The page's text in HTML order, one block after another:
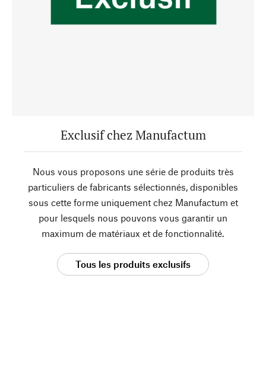
Exclusif chez Manufactum
Nous vous proposons une série de produits très
particuliers de fabricants sélectionnés, disponibles
sous cette forme uniquement chez Manufactum et
pour lesquels nous pouvons vous garantir un
maximum de matériaux et de fonctionnalité.
Tous les produits exclusifs